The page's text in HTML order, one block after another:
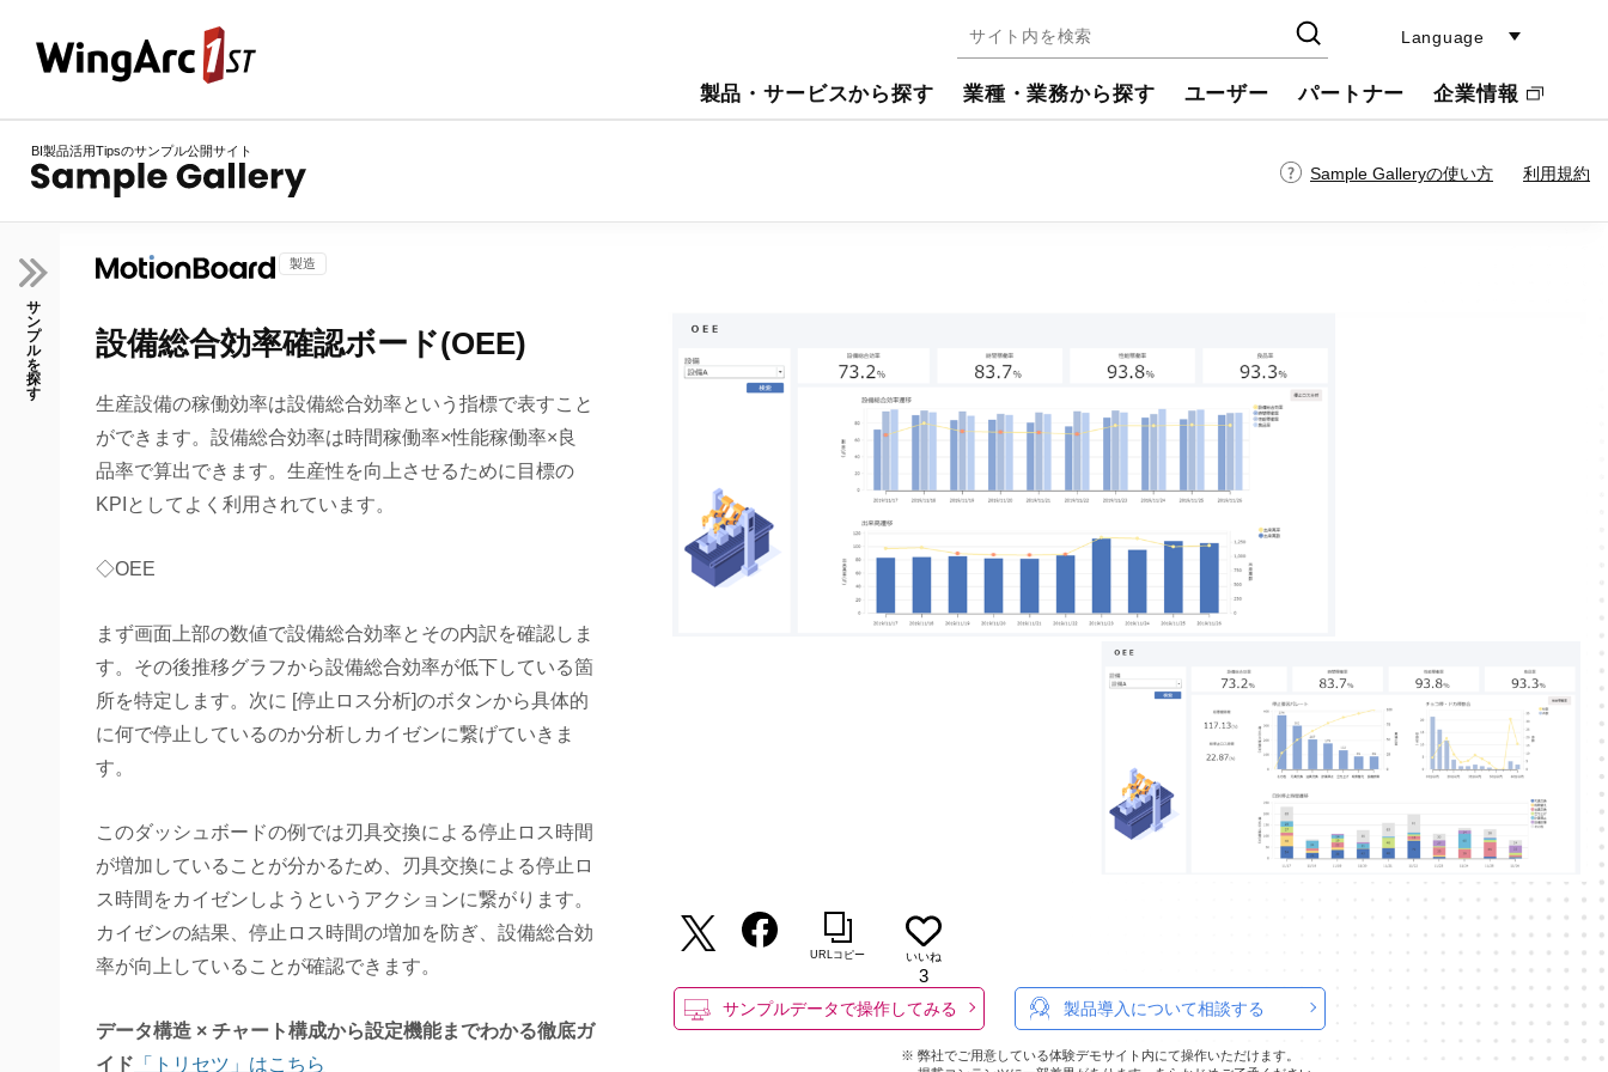
製品・サービスから探す 業種・業務から探す ユーザー パートナー 企業情報
Language
BI製品活用Tipsのサンプル公開サイト
Sample Galleryの使い方 利用規約
サ
ン
プ
ル
を
探
す
製造
設備総合効率確認ボード(OEE)
生産設備の稼働効率は設備総合効率という指標で表すこと
ができます。設備総合効率は時間稼働率×性能稼働率×良
品率で算出できます。生産性を向上させるために目標の
KPIとしてよく利用されています。
◇OEE
まず画面上部の数値で設備総合効率とその内訳を確認しま
す。その後推移グラフから設備総合効率が低下している箇
所を特定します。次に [停止ロス分析]のボタンから具体的
に何で停止しているのか分析しカイゼンに繋げていきま
す。
このダッシュボードの例では刃具交換による停止ロス時間
が増加していることが分かるため、刃具交換による停止ロ
ス時間をカイゼンしようというアクションに繋がります。
カイゼンの結果、停止ロス時間の増加を防ぎ、設備総合効
率が向上していることが確認できます。
データ構造 × チャート構成から設定機能までわかる徹底ガ
イド 「トリセツ」はこちら
URLコピー いいね
3
サンプルデータで操作してみる 製品導入について相談する
※ 弊社でご用意している体験デモサイト内にて操作いただけます。